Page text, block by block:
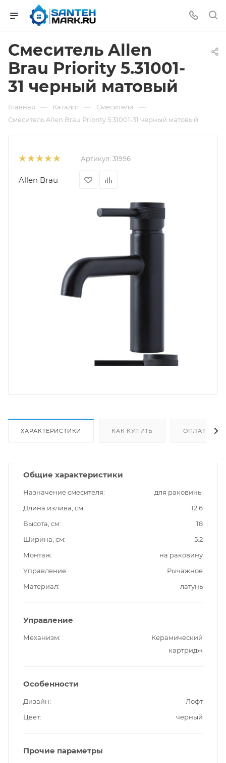
Смеситель Allen
Brau Priority 5.31001-
31 черный матовый
Главная — Каталог — Смесители —
Смеситель Allen Brau Priority 5.31001-31 черный матовый
Артикул: 31996
Allen Brau
ХАРАКТЕРИСТИКИ КАК КУПИТЬ ОПЛАТА
Общие характеристики
Назначение смесителя
для раковины
Длина излива, см
12.6
Высота, см
18
Ширина, см
5.2
Монтаж
на раковину
Управление
Рычажное
Материал
латунь
Управление
Механизм
Керамический
картридж
Особенности
Дизайн
Лофт
Цвет
черный
Прочие параметры